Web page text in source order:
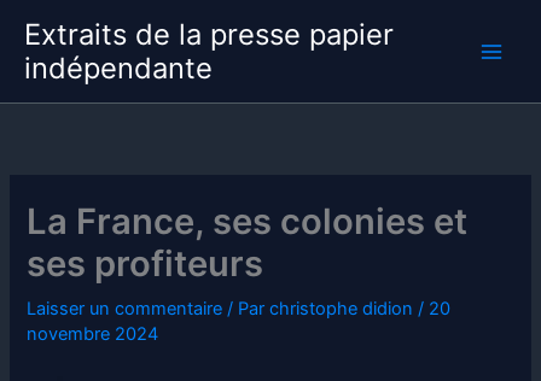
contenu
Extraits de la presse papier
indépendante
La France, ses colonies et
ses profiteurs
Laisser un commentaire / Parchristophe didion / 20
novembre 2024